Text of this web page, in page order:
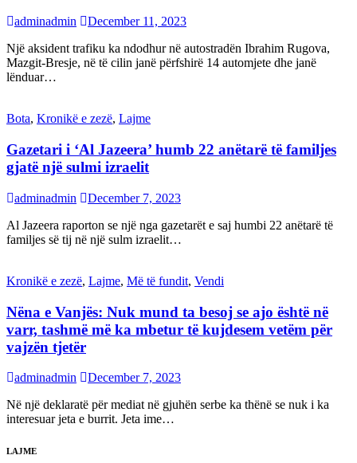
adminadmin
December 11, 2023
Një aksident trafiku ka ndodhur në autostradën Ibrahim Rugova,
Mazgit-Bresje, në të cilin janë përfshirë 14 automjete dhe janë
lënduar…
Bota, Kronikë e zezë, Lajme
Gazetari i ‘Al Jazeera’ humb 22 anëtarë të familjes
gjatë një sulmi izraelit
adminadmin
December 7, 2023
Al Jazeera raporton se një nga gazetarët e saj humbi 22 anëtarë të
familjes së tij në një sulm izraelit…
Kronikë e zezë, Lajme, Më të fundit, Vendi
Nëna e Vanjës: Nuk mund ta besoj se ajo është në
varr, tashmë më ka mbetur të kujdesem vetëm për
vajzën tjetër
adminadmin
December 7, 2023
Në një deklaratë për mediat në gjuhën serbe ka thënë se nuk i ka
interesuar jeta e burrit. Jeta ime…
LAJME